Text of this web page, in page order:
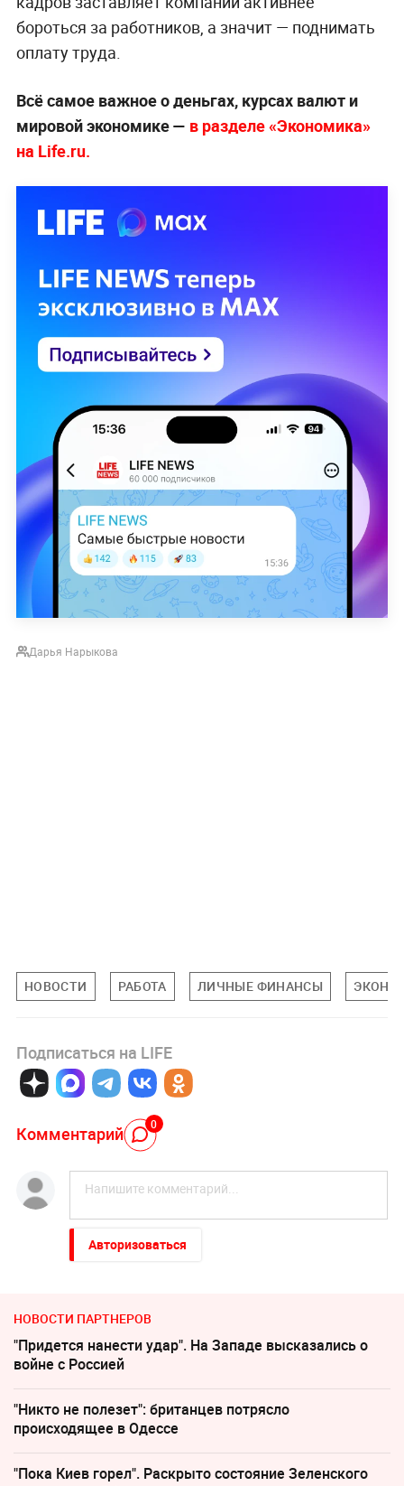
бороться за работников, а значит — поднимать
оплату труда.
Всё самое важное о деньгах, курсах валют и
мировой экономике — в разделе «Экономика»
на Life.ru.
Дарья Нарыкова
НОВОСТИ РАБОТА ЛИЧНЫЕ ФИНАНСЫ
Подписаться на LIFE
Комментарий 0
Авторизоваться
НОВОСТИ ПАРТНЕРОВ
"Придется нанести удар". На Западе высказались о
войне с Россией
"Никто не полезет": британцев потрясло
происходящее в Одессе
"Пока Киев горел". Раскрыто состояние Зеленского